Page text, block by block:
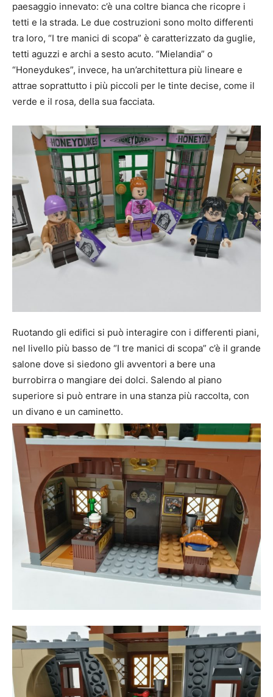
paesaggio innevato: c’è una coltre bianca che ricopre i
tetti e la strada. Le due costruzioni sono molto differenti
tra loro, “I tre manici di scopa” è caratterizzato da guglie,
tetti aguzzi e archi a sesto acuto. “Mielandia” o
“Honeydukes”, invece, ha un’architettura più lineare e
attrae soprattutto i più piccoli per le tinte decise, come il
verde e il rosa, della sua facciata.
Ruotando gli edifici si può interagire con i differenti piani,
nel livello più basso de “I tre manici di scopa” c’è il grande
salone dove si siedono gli avventori a bere una
burrobirra o mangiare dei dolci. Salendo al piano
superiore si può entrare in una stanza più raccolta, con
un divano e un caminetto.